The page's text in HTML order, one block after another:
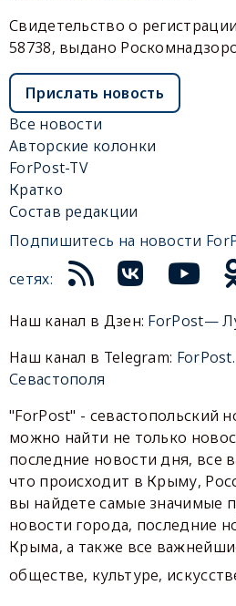
Свидетельство о
58738, выдано
Прислать новость
Все новости
Авторские колонки
ForPost-TV
Кратко
Состав редакции
Подпишитесь на новости
сетях:
Наш канал в Дзен: ForPost—
Наш канал в Telegram:
Севастополя
"ForPost" - севастопольский
можно найти не только
последние новости дня, все
что происходит в Крыму,
вы найдете самые значимые
новости города, последние
Крыма, а также все
обществе, культуре,